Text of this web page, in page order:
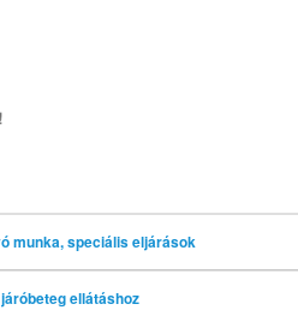
munka, speciális eljárások
ellátáshoz